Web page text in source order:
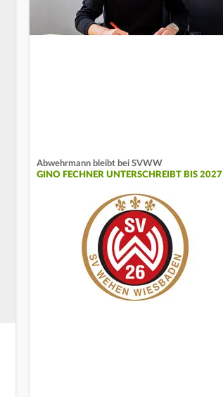
Abwehrmann bleibt bei SVWW
GINO FECHNER UNTERSCHREIBT BIS 2027